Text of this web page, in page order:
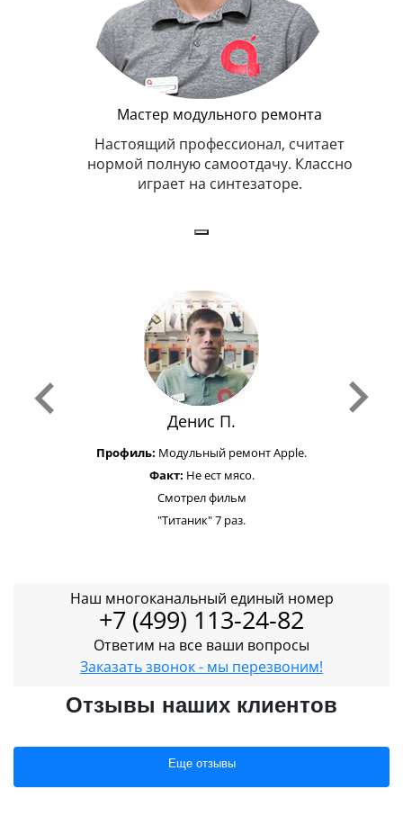
Мастер модульного ремонта
Настоящий профессионал, считает
нормой полную самоотдачу. Классно
играет на синтезаторе.
Денис П.
Профиль: Модульный ремонт Apple.
Факт: Не ест мясо.
Смотрел фильм
"Титаник" 7 раз.
Наш многоканальный единый номер
+7 (499) 113-24-82
Ответим на все ваши вопросы
Заказать звонок - мы перезвоним!
Отзывы наших клиентов
Еще отзывы